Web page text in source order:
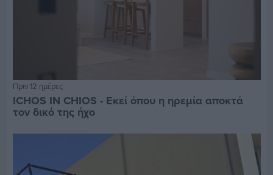
Πριν 12 ημέρες
ICHOS IN CHIOS - Εκεί όπου η ηρεμία αποκτά
τον δικό της ήχο